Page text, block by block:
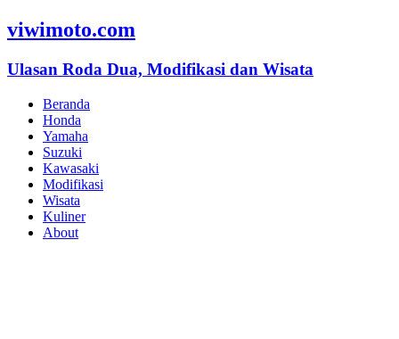
viwimoto.com
Ulasan Roda Dua, Modifikasi dan Wisata
Beranda
Honda
Yamaha
Suzuki
Kawasaki
Modifikasi
Wisata
Kuliner
About